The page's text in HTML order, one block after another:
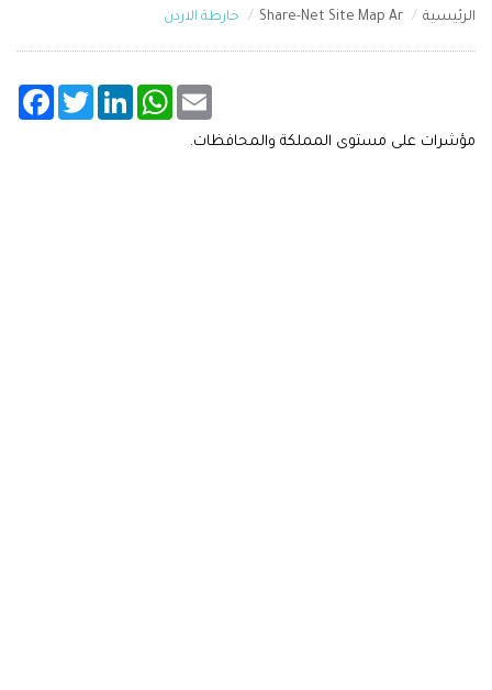
الرئيسية Share-Net Site Map Ar خارطة الاردن
TwitterLinkedInWhatsApp Email
مؤشرات على مستوى المملكة والمحافظات.